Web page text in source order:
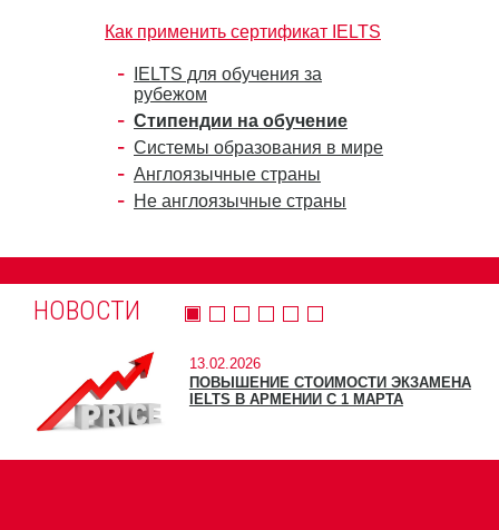
Как применить сертификат IELTS
IELTS для обучения за
рубежом
Стипендии на обучение
Системы образования в мире
Англоязычные страны
Не англоязычные страны
НОВОСТИ
13.02.2026
ПОВЫШЕНИЕ СТОИМОСТИ ЭКЗАМЕНА
IELTS В АРМЕНИИ С 1 МАРТА